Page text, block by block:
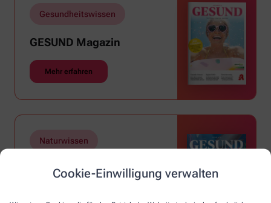
Cookie-Einwilligung verwalten
Gesundheitswissen
GESUND Magazin
Mehr erfahren
Naturwissen
Magazin GESUND Kids |
Ausgabe 4